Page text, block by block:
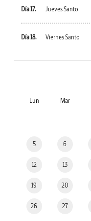
Día 17. Jueves Santo
Día 18. Viernes Santo
Lun Mar
5 6
12 13
19 20
26 27